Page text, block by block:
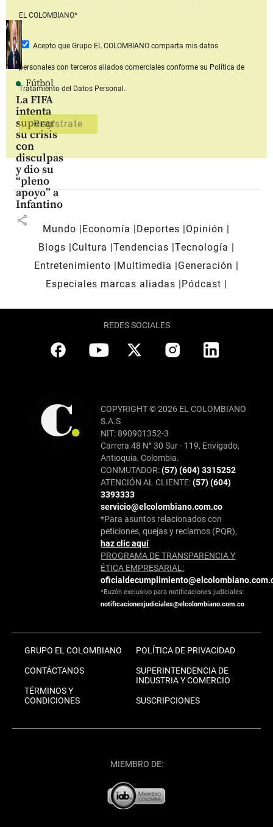
Fútbol
La FIFA
intenta
superar
su crisis
con
disculpas
y dio su
“pleno
apoyo” a
Infantino
share
EL COLOMBIANO*
Acepto que Grupo EL COLOMBIANOcomparta mis datos
personales con terceros aliados comerciales conforme su Política de
Tratamiento del Datos Personal.
Mundo Economía Deportes
Opinión
Blogs
Cultura Tendencias Tecnología
Entretenimiento
Multimedia
Generación
Especiales marcas aliadas
Pódcast
REDES SOCIALES
COPYRIGHT © 2026 EL COLOMBIANO
S.A.S
NIT: 890901352-3
Carrera 48 N° 30 Sur - 119, Envigado,
Antioquia, Colombia.
CONMUTADOR:(57) (604) 3315252
ATENCIÓN AL CLIENTE:(57) (604)
3393333
servicio@elcolombiano.com.co
*Para asuntos relacionados con
peticiones, quejas y reclamos (PQR),
haz clic aquí
PROGRAMA DE TRANSPARENCIA Y
ÉTICA EMPRESARIAL:
*Buzón exclusivo para notificaciones judiciales:
notificacionesjudiciales@elcolombiano.com.co
GRUPO EL COLOMBIANO
CONTÁCTANOS
TÉRMINOS Y
CONDICIONES
POLÍTICA DE PRIVACIDAD
SUPERINTENDENCIA DE
INDUSTRIA Y COMERCIO
SUSCRIPCIONES
MIEMBRO DE: